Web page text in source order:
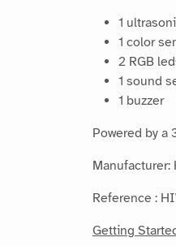
1
1 color
2 RGB
1 sound
1 buzzer
Powered by a
Manufacturer:
Reference :
Getting